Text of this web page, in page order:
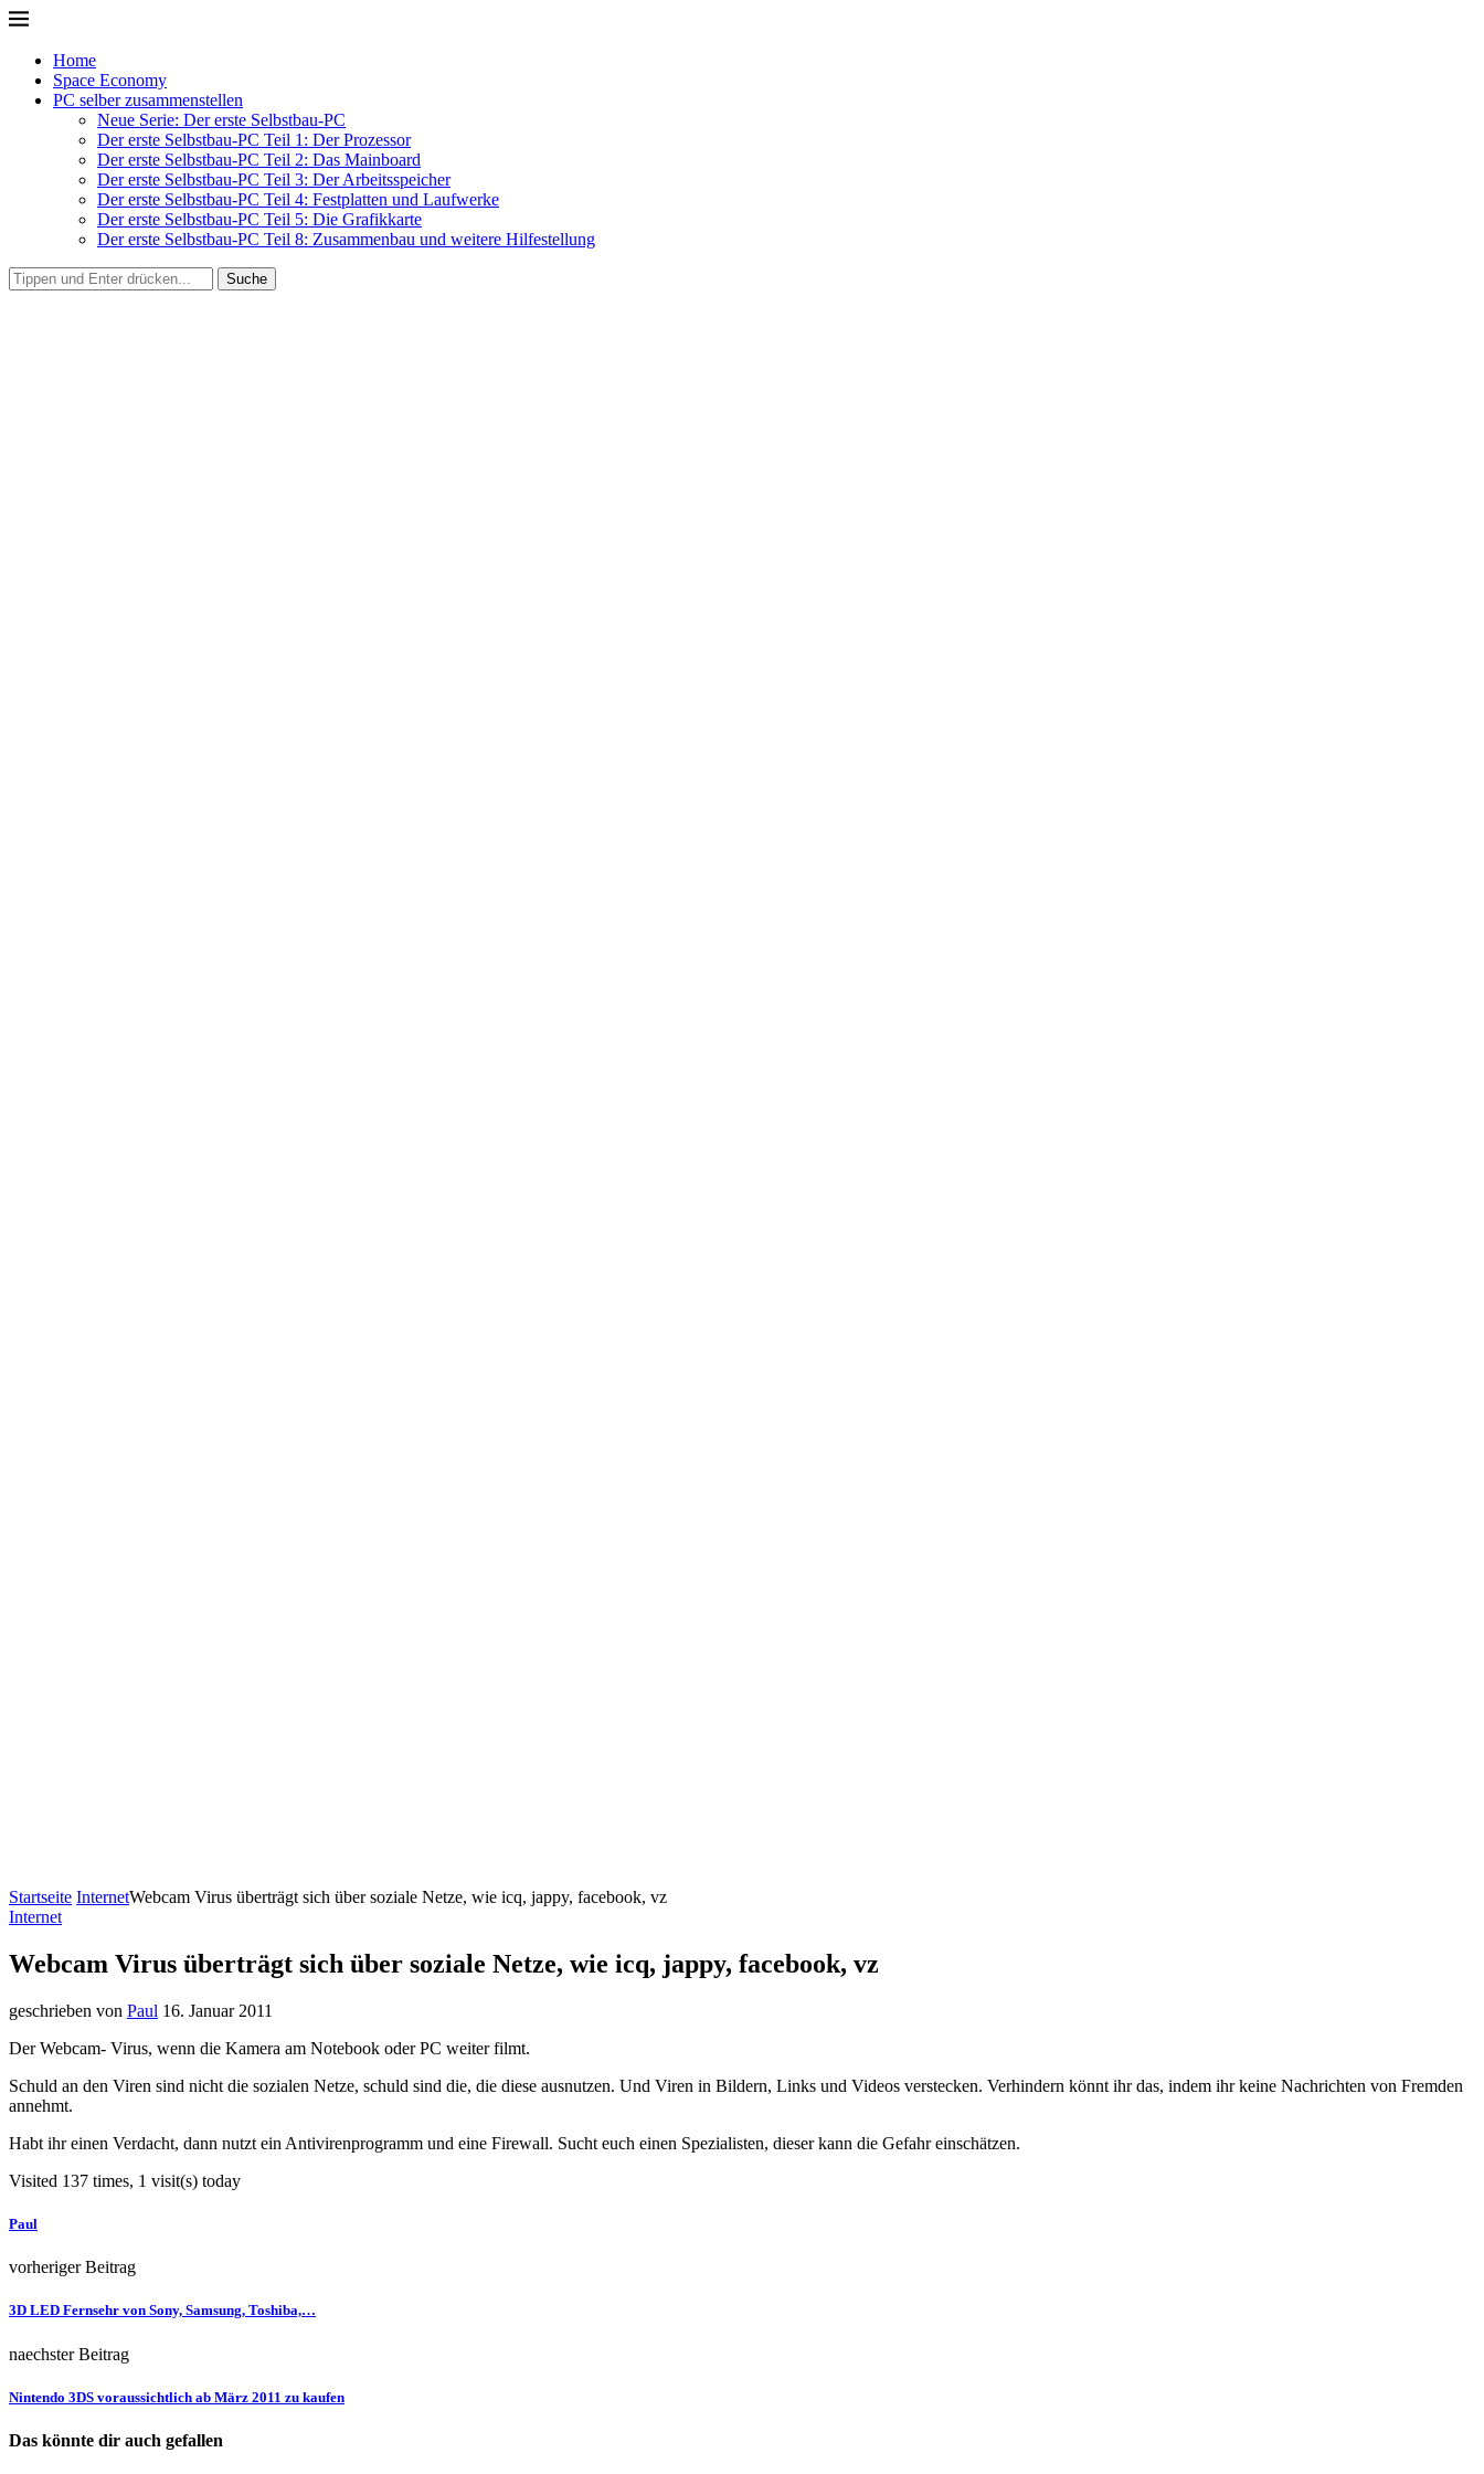
Home
Space Economy
PC selber zusammenstellen
Neue Serie: Der erste Selbstbau-PC
Der erste Selbstbau-PC Teil 1: Der Prozessor
Der erste Selbstbau-PC Teil 2: Das Mainboard
Der erste Selbstbau-PC Teil 3: Der Arbeitsspeicher
Der erste Selbstbau-PC Teil 4: Festplatten und Laufwerke
Der erste Selbstbau-PC Teil 5: Die Grafikkarte
Der erste Selbstbau-PC Teil 8: Zusammenbau und weitere Hilfestellung
Suche
Startseite InternetWebcam Virus überträgt sich über soziale Netze, wie icq, jappy, facebook, vz
Internet
Webcam Virus überträgt sich über soziale Netze, wie icq, jappy, facebook, vz
geschrieben von Paul 16. Januar 2011
Der Webcam- Virus, wenn die Kamera am Notebook oder PC weiter filmt.
Schuld an den Viren sind nicht die sozialen Netze, schuld sind die, die diese ausnutzen. Und Viren in Bildern, Links und Videos verstecken. Verhindern könnt ihr das, indem ihr keine Nachrichten von Fremden
annehmt.
Habt ihr einen Verdacht, dann nutzt ein Antivirenprogramm und eine Firewall. Sucht euch einen Spezialisten, dieser kann die Gefahr einschätzen.
Visited 137 times, 1 visit(s) today
Paul
vorheriger Beitrag
3D LED Fernsehr von Sony, Samsung, Toshiba,…
naechster Beitrag
Nintendo 3DS voraussichtlich ab März 2011 zu kaufen
Das könnte dir auch gefallen